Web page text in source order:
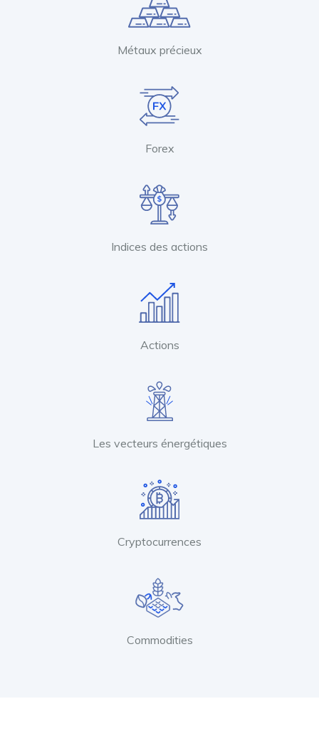
Métaux précieux
Forex
Indices des actions
Actions
Les vecteurs énergétiques
Cryptocurrences
Commodities